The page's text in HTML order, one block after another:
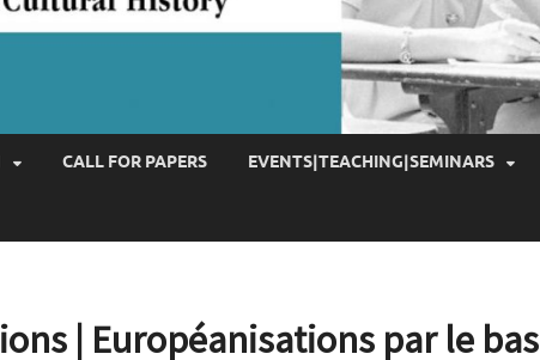
CALL FOR PAPERS EVENTS|TEACHING|SEMINARS
| Européanisations par le bas